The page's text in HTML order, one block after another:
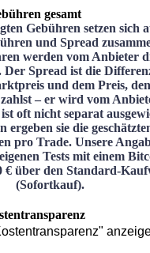
gesamt
Gebühren setzen sich
und Spread
werden vom Anbieter
Der Spread ist die
und dem Preis,
– er wird vom
oft nicht separat
ergeben sie die
pro Trade. Unsere
Tests mit einem
€ über den Standard-
(Sofortkauf).